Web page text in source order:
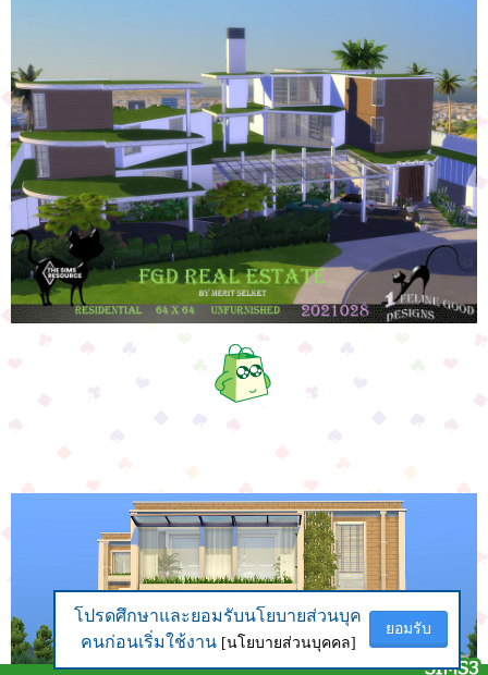
โปรดศึกษาและยอมรับนโยบายส่วนบุค
คนก่อนเริ่มใช้งาน [นโยบายส่วนบุคคล]
ยอมรับ
โปรดศึกษาและยอมรับนโยบายส่วนบุค
คนก่อนเริ่มใช้งาน [นโยบายส่วนบุคคล]
ยอมรับ